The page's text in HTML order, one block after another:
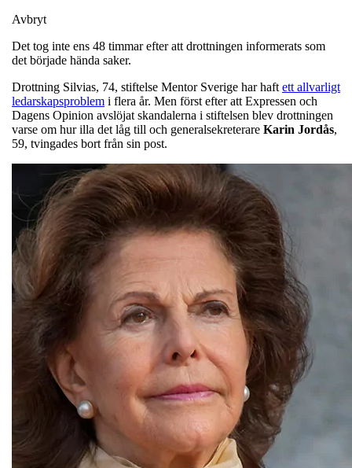
Avbryt
Det tog inte ens 48 timmar efter att drottningen informerats som
det började hända saker.
Drottning Silvias, 74, stiftelse Mentor Sverige har haft ett allvarligt
ledarskapsproblem i flera år. Men först efter att Expressen och
Dagens Opinion avslöjat skandalerna i stiftelsen blev drottningen
varse om hur illa det låg till och generalsekreterare Karin Jordås,
59, tvingades bort från sin post.